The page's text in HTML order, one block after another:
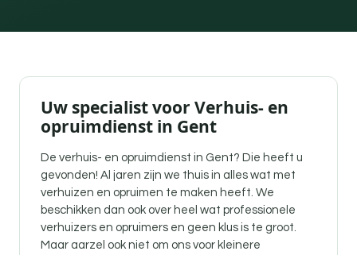
Uw specialist voor Verhuis- en
opruimdienst in Gent
De verhuis- en opruimdienst in Gent? Die heeft u
gevonden! Al jaren zijn we thuis in alles wat met
verhuizen en opruimen te maken heeft. We
beschikken dan ook over heel wat professionele
verhuizers en opruimers en geen klus is te groot.
Maar aarzel ook niet om ons voor kleinere